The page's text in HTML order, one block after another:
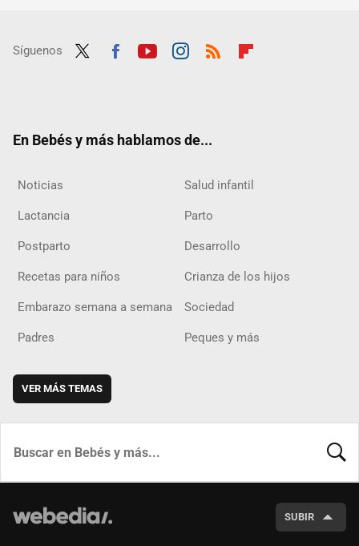
Síguenos
En Bebés y más hablamos de...
Noticias Salud infantil
Lactancia Parto
Postparto Desarrollo
Recetas para niños Crianza de los hijos
Embarazo semana a semana Sociedad
Padres Peques y más
VER MÁS TEMAS
SUBIR